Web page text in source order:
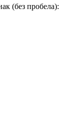
(без пробела):